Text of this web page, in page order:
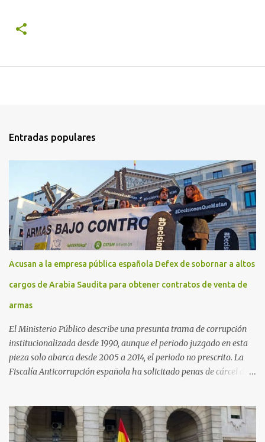
Entradas populares
Acusan a la empresa pública española Defex de sobornar a altos
cargos de Arabia Saudita para obtener contratos de venta de
armas
El Ministerio Público describe una presunta trama de corrupción
institucionalizada desde 1990, aunque el periodo juzgado en esta
pieza solo abarca desde 2005 a 2014, el periodo no prescrito. La
Fiscalía Anticorrupción española ha solicitado penas de cárcel de
Arabia Saudita a través de la empresa pública española Defex,
disuelta. El fiscal Conrado Saiz describe en su escrito de